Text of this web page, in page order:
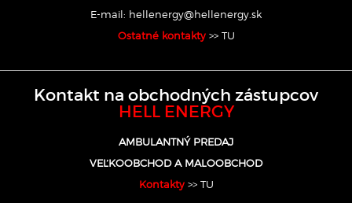
E-mail: hellenergy@hellenergy.sk
Ostatné kontakty>> TU
Kontakt na obchodných zástupcov
HELL ENERGY
AMBULANTNÝ PREDAJ
VEĽKOOBCHOD A MALOOBCHOD
Kontakty>> TU